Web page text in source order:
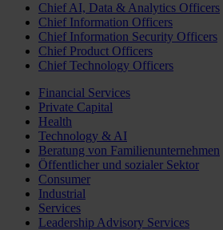
Chief AI, Data & Analytics Officers
Chief Information Officers
Chief Information Security Officers
Chief Product Officers
Chief Technology Officers
Financial Services
Private Capital
Health
Technology & AI
Beratung von Familienunternehmen
Öffentlicher und sozialer Sektor
Consumer
Industrial
Services
Leadership Advisory Services